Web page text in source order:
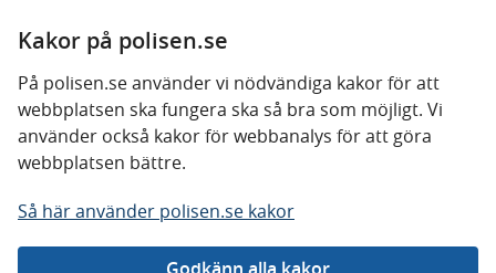
Kakor på polisen.se
På polisen.se använder vi nödvändiga kakor för att
webbplatsen ska fungera ska så bra som möjligt. Vi
använder också kakor för webbanalys för att göra
webbplatsen bättre.
Så här använder polisen.se kakor